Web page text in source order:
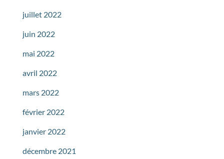
juillet 2022
juin 2022
mai 2022
avril 2022
mars 2022
février 2022
janvier 2022
décembre 2021